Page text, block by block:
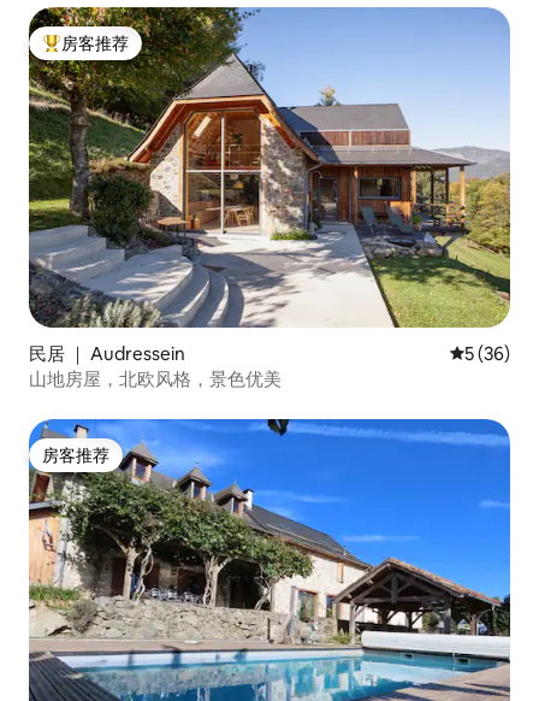
热门「房客推荐」
房客推荐
民居 ｜ Audressein 平均评分
5 (36)
山地房屋，北欧风格，景色优美
房客推荐
房客推荐